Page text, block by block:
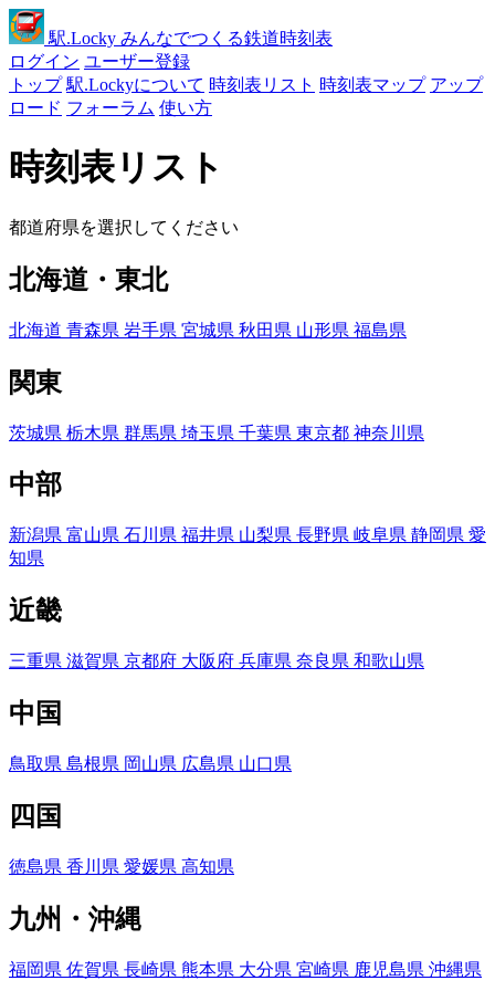
駅.Locky みんなでつくる鉄道時刻表
ログイン ユーザー登録
トップ 駅.Lockyについて 時刻表リスト 時刻表マップ アップ
ロード フォーラム 使い方
時刻表リスト
都道府県を選択してください
北海道・東北
北海道 青森県 岩手県 宮城県 秋田県 山形県 福島県
関東
茨城県 栃木県 群馬県 埼玉県 千葉県 東京都 神奈川県
中部
新潟県 富山県 石川県 福井県 山梨県 長野県 岐阜県 静岡県 愛
知県
近畿
三重県 滋賀県 京都府 大阪府 兵庫県 奈良県 和歌山県
中国
鳥取県 島根県 岡山県 広島県 山口県
四国
徳島県 香川県 愛媛県 高知県
九州・沖縄
福岡県 佐賀県 長崎県 熊本県 大分県 宮崎県 鹿児島県 沖縄県